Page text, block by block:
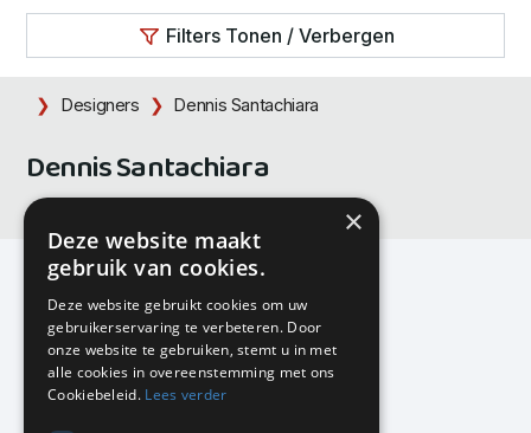
Filters Tonen / Verbergen
Designers Dennis Santachiara
Dennis Santachiara
KMP Kantoormeubilair
Airport Business Park
Frankfurtstraat 29-31
1175 RH Lijnden
×
Deze website maakt
gebruik van cookies.
Deze website gebruikt cookies om uw
gebruikerservaring te verbeteren. Door
onze website te gebruiken, stemt u in met
alle cookies in overeenstemming met ons
Cookiebeleid. Lees verder